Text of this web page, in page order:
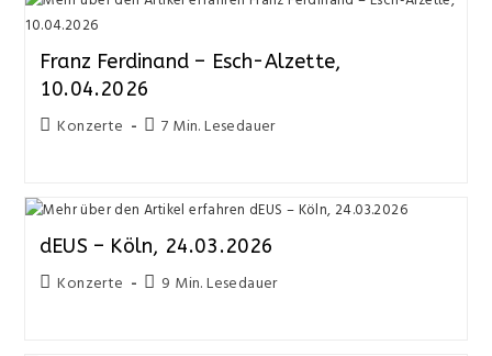
Franz Ferdinand – Esch-Alzette,
10.04.2026
Konzerte 7 Min. Lesedauer
dEUS – Köln, 24.03.2026
Konzerte 9 Min. Lesedauer